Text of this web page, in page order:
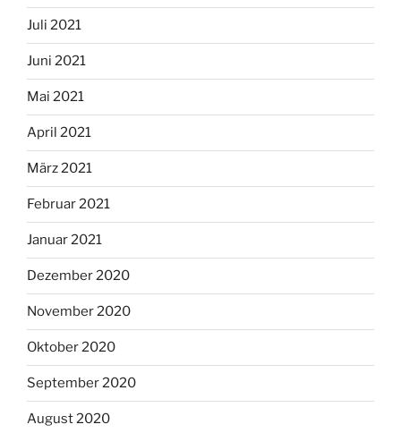
Juli 2021
Juni 2021
Mai 2021
April 2021
März 2021
Februar 2021
Januar 2021
Dezember 2020
November 2020
Oktober 2020
September 2020
August 2020